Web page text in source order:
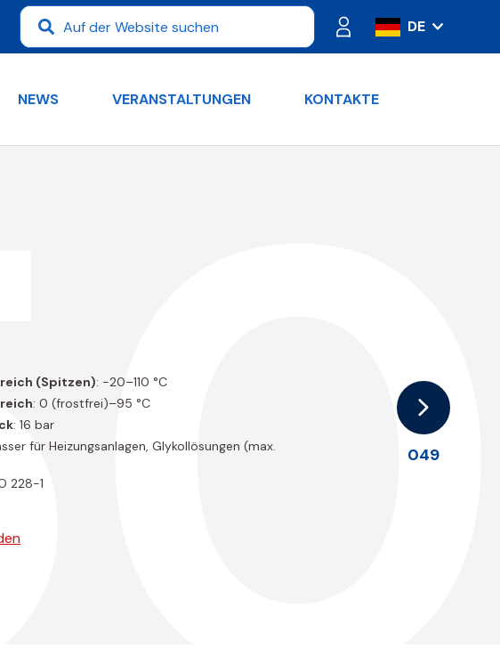
DE
IT
PT
NEWS VERANSTALTUNGEN KONTAKTE
049
(Spitzen): -20–110 °C
: 0 (frostfrei)–95 °C
: 16 bar
für Heizungsanlagen, Glykollösungen (max.
228-1